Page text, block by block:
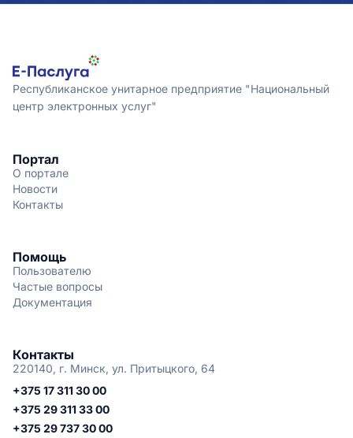
Республиканское унитарное предприятие "Национальный
центр электронных услуг"
Портал
О портале
Новости
Контакты
Помощь
Пользователю
Частые вопросы
Документация
Контакты
220140, г. Минск, ул. Притыцкого, 64
+375 17 311 30 00
+375 29 311 33 00
+375 29 737 30 00